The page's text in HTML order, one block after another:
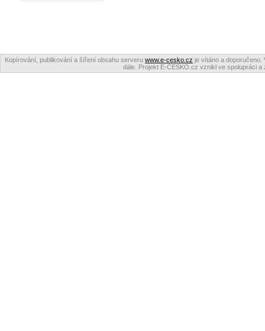
Kopírování, publikování a šíření obsahu serveru www.e-cesko.cz je vítáno a doporučeno.
dále. Projekt E-ČESKO.cz vznikl ve spolupráci